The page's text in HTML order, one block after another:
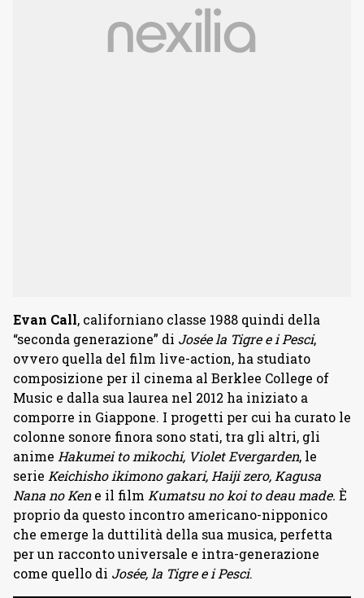
Evan Call, californiano classe 1988 quindi della
“seconda generazione” di Josée la Tigre e i Pesci,
ovvero quella del film live-action, ha studiato
composizione per il cinema al Berklee College of
Music e dalla sua laurea nel 2012 ha iniziato a
comporre in Giappone. I progetti per cui ha curato le
colonne sonore finora sono stati, tra gli altri, gli
anime Hakumei to mikochi, Violet Evergarden, le
serie Keichisho ikimono gakari, Haiji zero, Kagusa
Nana no Kene il film Kumatsu no koi to deau made. È
proprio da questo incontro americano-nipponico
che emerge la duttilità della sua musica, perfetta
per un racconto universale e intra-generazione
come quello di Josée, la Tigre e i Pesci.